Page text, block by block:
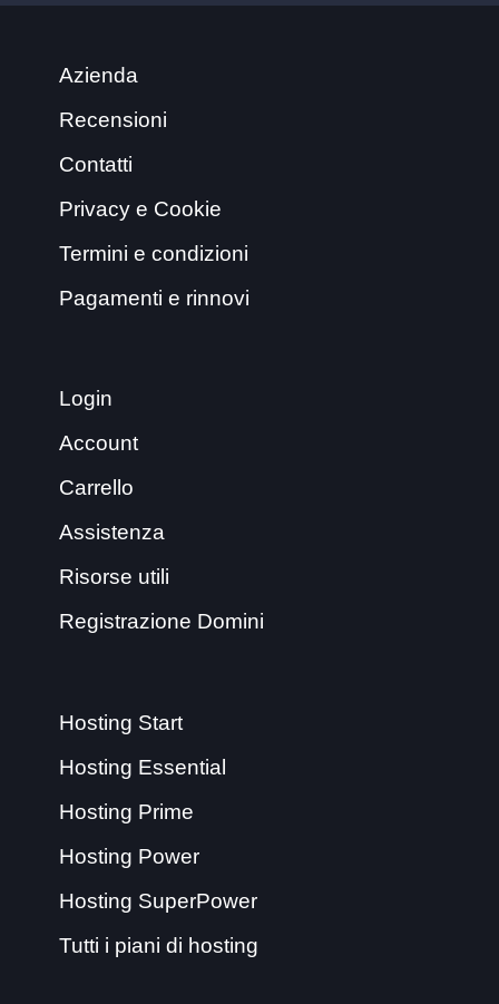
Azienda
Recensioni
Contatti
Privacy e Cookie
Termini e condizioni
Pagamenti e rinnovi
Login
Account
Carrello
Assistenza
Risorse utili
Registrazione Domini
Hosting Start
Hosting Essential
Hosting Prime
Hosting Power
Hosting SuperPower
Tutti i piani di hosting